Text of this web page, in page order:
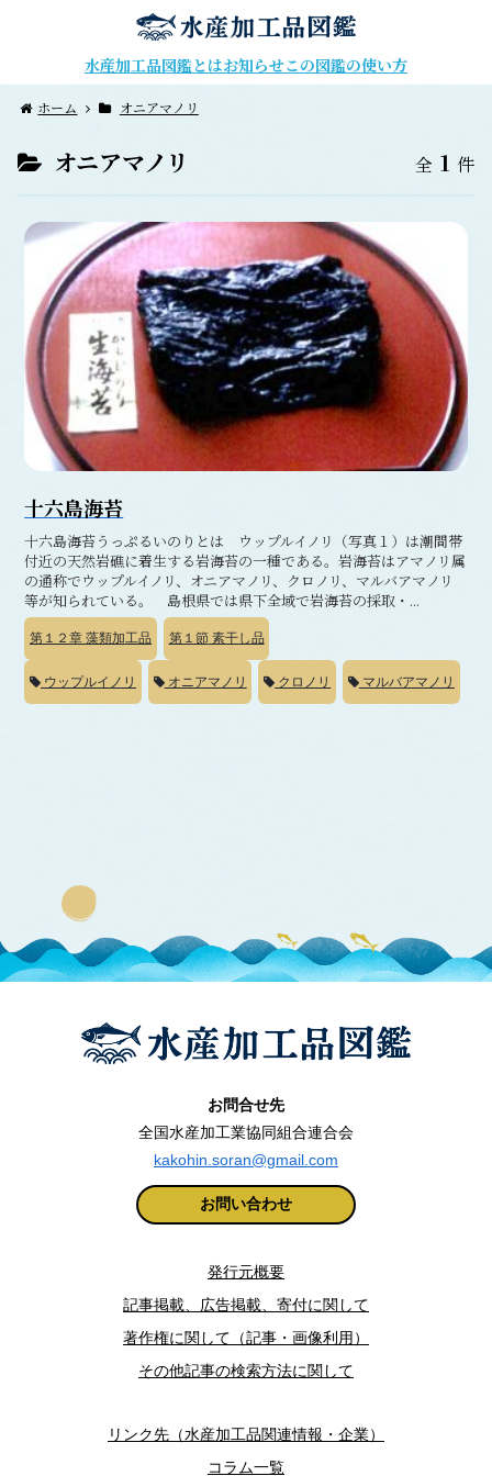
水産加工品図鑑とはお知らせこの図鑑の使い方
ホーム オニアマノリ
オニアマノリ 全 1 件
十六島海苔
十六島海苔うっぷるいのりとは ウップルイノリ（写真１）は潮間帯
付近の天然岩礁に着生する岩海苔の一種である。岩海苔はアマノリ属
の通称でウップルイノリ、オニアマノリ、クロノリ、マルバアマノリ
等が知られている。 島根県では県下全域で岩海苔の採取・...
第１２章 藻類加工品 第１節素干し品
ウップルイノリ オニアマノリ クロノリ マルバアマノリ
お問合せ先
全国水産加工業協同組合連合会
kakohin.soran@gmail.com
お問い合わせ
発行元概要
記事掲載、広告掲載、寄付に関して
著作権に関して（記事・画像利用）
その他記事の検索方法に関して
リンク先（水産加工品関連情報・企業）
コラム一覧